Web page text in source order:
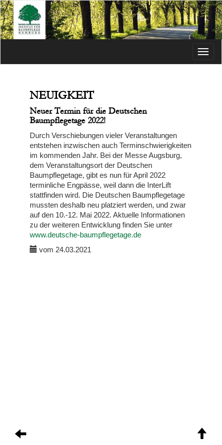
Menü
NEUIGKEIT
Neuer Termin für die Deutschen
Baumpflegetage 2022!
Durch Verschiebungen vieler Veranstaltungen
entstehen inzwischen auch Terminschwierigkeiten
im kommenden Jahr. Bei der Messe Augsburg,
dem Veranstaltungsort der Deutschen
Baumpflegetage, gibt es nun für April 2022
terminliche Engpässe, weil dann die InterLift
stattfinden wird. Die Deutschen Baumpflegetage
mussten deshalb neu platziert werden, und zwar
auf den 10.-12. Mai 2022. Aktuelle Informationen
zu der weiteren Entwicklung finden Sie unter
www.deutsche-baumpflegetage.de
vom 24.03.2021